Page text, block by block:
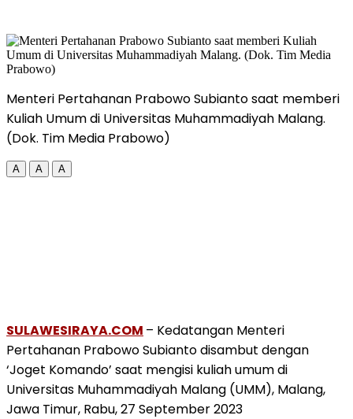
Menteri Pertahanan Prabowo Subianto saat memberi
Kuliah Umum di Universitas Muhammadiyah Malang.
(Dok. Tim Media Prabowo)
A A A
SULAWESIRAYA.COM – Kedatangan Menteri
Pertahanan Prabowo Subianto disambut dengan
‘Joget Komando’ saat mengisi kuliah umum di
Universitas Muhammadiyah Malang (UMM), Malang,
Jawa Timur, Rabu, 27 September 2023